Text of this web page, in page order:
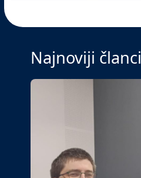
Najnoviji članci